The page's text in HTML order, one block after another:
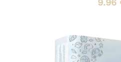
9.96